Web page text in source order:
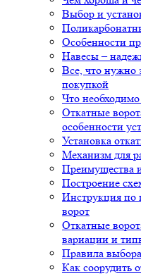
Выбор и
Особенности
Навесы –
Все, что нужно
покупкой
Что
Откатные
особенности
Установка
Механизм для
Преимущества
Построение
Инструкция по
ворот
Откатные
вариации и
Правила
Как соорудить